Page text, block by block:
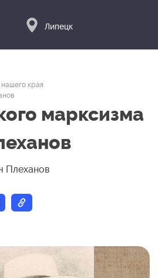
Липецк
края
марксизма
Плеханов